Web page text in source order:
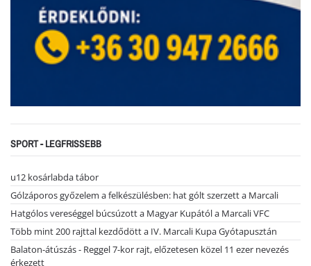
SPORT - LEGFRISSEBB
u12 kosárlabda tábor
Gólzáporos győzelem a felkészülésben: hat gólt szerzett a Marcali
Hatgólos vereséggel búcsúzott a Magyar Kupától a Marcali VFC
Több mint 200 rajttal kezdődött a IV. Marcali Kupa Gyótapusztán
Balaton-átúszás - Reggel 7-kor rajt, előzetesen közel 11 ezer nevezés
érkezett